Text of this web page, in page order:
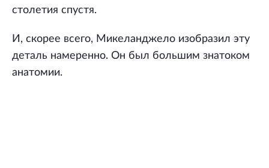
столетия спустя.
И, скорее всего, Микеланджело изобразил эту
деталь намеренно. Он был большим знатоком
анатомии.